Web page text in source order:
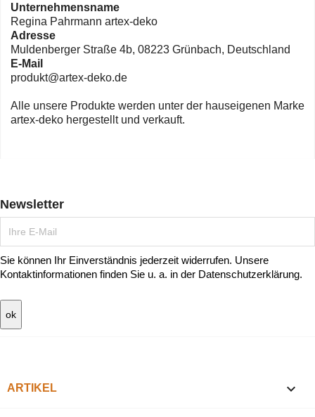
Unternehmensname
Regina Pahrmann artex-deko
Adresse
Muldenberger Straße 4b, 08223 Grünbach, Deutschland
E-Mail
produkt@artex-deko.de
Alle unsere Produkte werden unter der hauseigenen Marke
artex-deko hergestellt und verkauft.
Newsletter
Sie können Ihr Einverständnis jederzeit widerrufen. Unsere
Kontaktinformationen finden Sie u. a. in der Datenschutzerklärung.
ARTIKEL 